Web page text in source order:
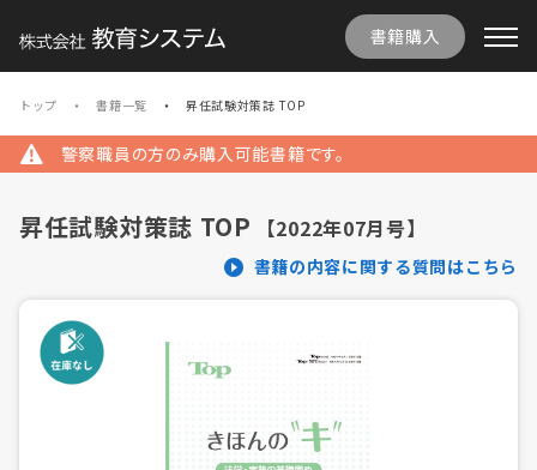
書籍購入
トップ 書籍一覧 昇任試験対策誌 TOP
警察職員の方のみ購入可能書籍です。
昇任試験対策誌 TOP 【2022年07月号】
書籍の内容に関する質問はこちら